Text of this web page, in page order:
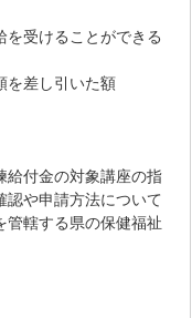
受けることができる
差し引いた額
給付金の対象講座の指
認や申請方法について
管轄する県の保健福祉